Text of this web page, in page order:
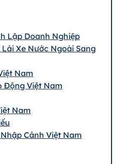
Lập Doanh Nghiệp
Xe Nước Ngoài Sang
Nam
Động Việt Nam
Nam
Cảnh Việt Nam